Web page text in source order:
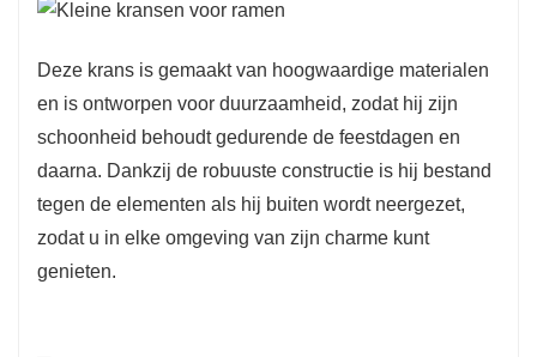
Deze krans is gemaakt van hoogwaardige materialen
en is ontworpen voor duurzaamheid, zodat hij zijn
schoonheid behoudt gedurende de feestdagen en
daarna. Dankzij de robuuste constructie is hij bestand
tegen de elementen als hij buiten wordt neergezet,
zodat u in elke omgeving van zijn charme kunt
genieten.